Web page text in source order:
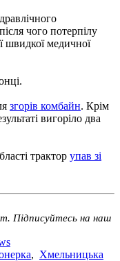
чого потерпілу
швидкої медичної
згорів комбайн. Крім
вигоріло два
трактор упав зі
Підписуйтесь на наш
, Хмельницька